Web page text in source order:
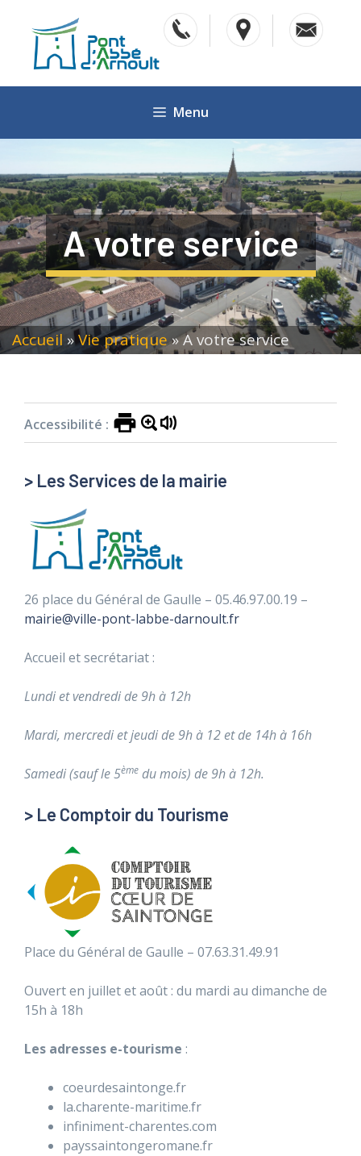
contenu
Menu
A votre service
Accueil »Vie pratique»A votre service
Accessibilité :
> Les Services de la mairie
26 place du Général de Gaulle – 05.46.97.00.19 –
mairie@ville-pont-labbe-darnoult.fr
Accueil et secrétariat :
Lundi et vendredi de 9h à 12h
Mardi, mercredi et jeudi de 9h à 12 et de 14h à 16h
Samedi(sauf le 5ème du mois) de 9h à 12h.
> Le Comptoir du Tourisme
Place du Général de Gaulle – 07.63.31.49.91
Ouvert en juillet et août : du mardi au dimanche de
15h à 18h
Les adresses e-tourisme :
coeurdesaintonge.fr
la.charente-maritime.fr
infiniment-charentes.com
payssaintongeromane.fr